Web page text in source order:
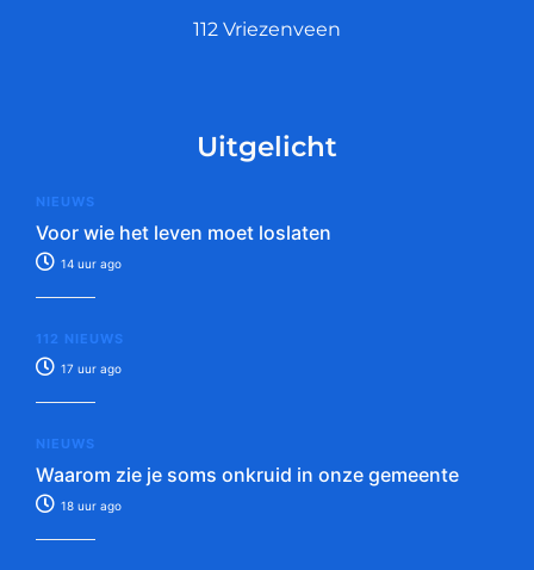
112 Vriezenveen
Uitgelicht
NIEUWS
Voor wie het leven moet loslaten
14 uur ago
112 NIEUWS
17 uur ago
NIEUWS
Waarom zie je soms onkruid in onze gemeente
18 uur ago